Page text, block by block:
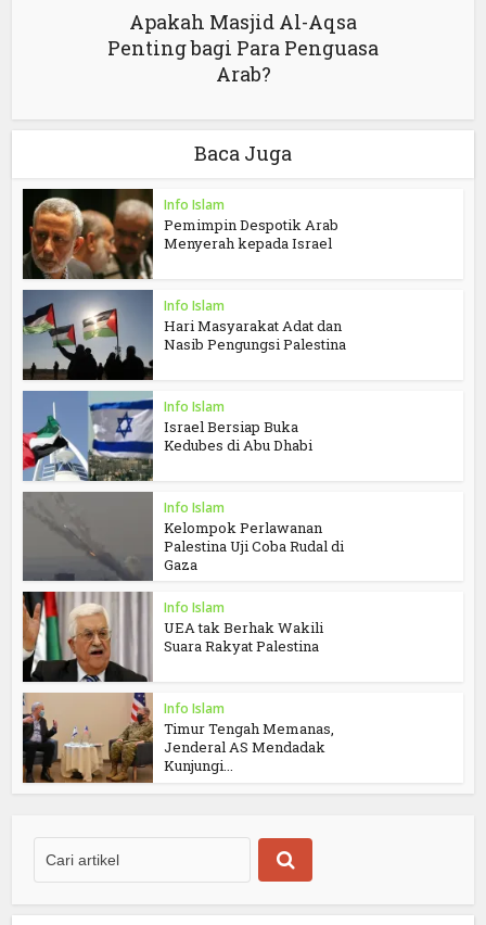
Apakah Masjid Al-Aqsa
Penting bagi Para Penguasa
Arab?
Baca Juga
Info Islam
Pemimpin Despotik Arab
Menyerah kepada Israel
Info Islam
Hari Masyarakat Adat dan
Nasib Pengungsi Palestina
Info Islam
Israel Bersiap Buka
Kedubes di Abu Dhabi
Info Islam
Kelompok Perlawanan
Palestina Uji Coba Rudal di
Gaza
Info Islam
UEA tak Berhak Wakili
Suara Rakyat Palestina
Info Islam
Timur Tengah Memanas,
Jenderal AS Mendadak
Kunjungi...